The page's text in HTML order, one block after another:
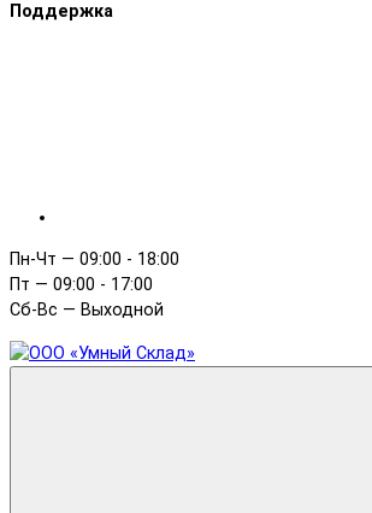
Поддержка
Пн-Чт — 09:00 - 18:00
Пт — 09:00 - 17:00
Сб-Вс — Выходной